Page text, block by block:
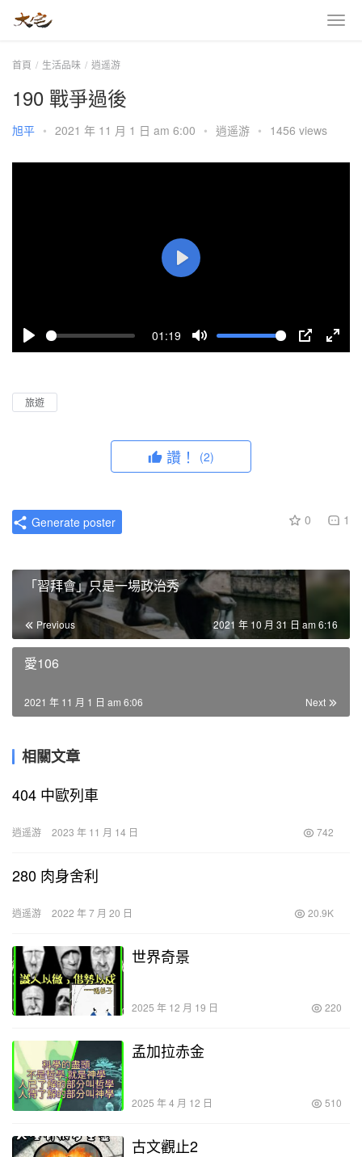
首頁 生活品味 逍遥游
190 戰爭過後
旭平 • 2021 年 11 月 1 日 am 6:00 • 逍遥游 • 1456 views
P
a
01:19
M
P
E
l
c
e
P
旅遊
讚！ (2)
0 1
Generate poster
「習拜會」只是一場政治秀
Previous 2021 年 10 月 31 日 am 6:16
愛106
Next
2021 年 11 月 1 日 am 6:06
相關文章
404 中歐列車
逍遥游 2023 年 11 月 14 日 742
280 肉身舍利
逍遥游 2022 年 7 月 20 日 20.9K
世界奇景
2025 年 12 月 19 日 220
孟加拉赤金
2025 年 4 月 12 日 510
古文觀止2